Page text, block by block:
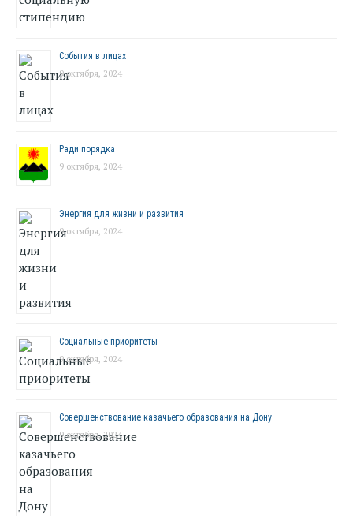
События в лицах
9 октября, 2024
Ради порядка
9 октября, 2024
Энергия для жизни и развития
9 октября, 2024
Социальные приоритеты
9 октября, 2024
Совершенствование казачьего образования на Дону
9 октября, 2024